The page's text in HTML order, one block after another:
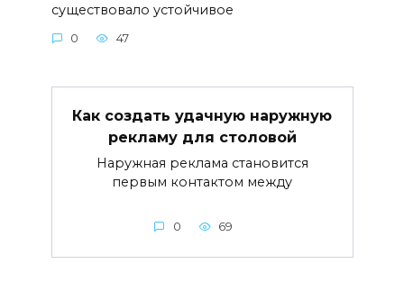
существовало устойчивое
0 47
Как создать удачную наружную
рекламу для столовой
Наружная реклама становится
первым контактом между
0 69